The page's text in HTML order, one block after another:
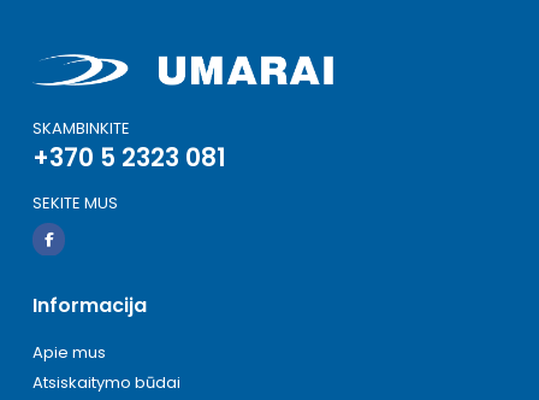
SKAMBINKITE
+370 5 2323 081
SEKITE MUS
Informacija
Apie mus
Atsiskaitymo būdai